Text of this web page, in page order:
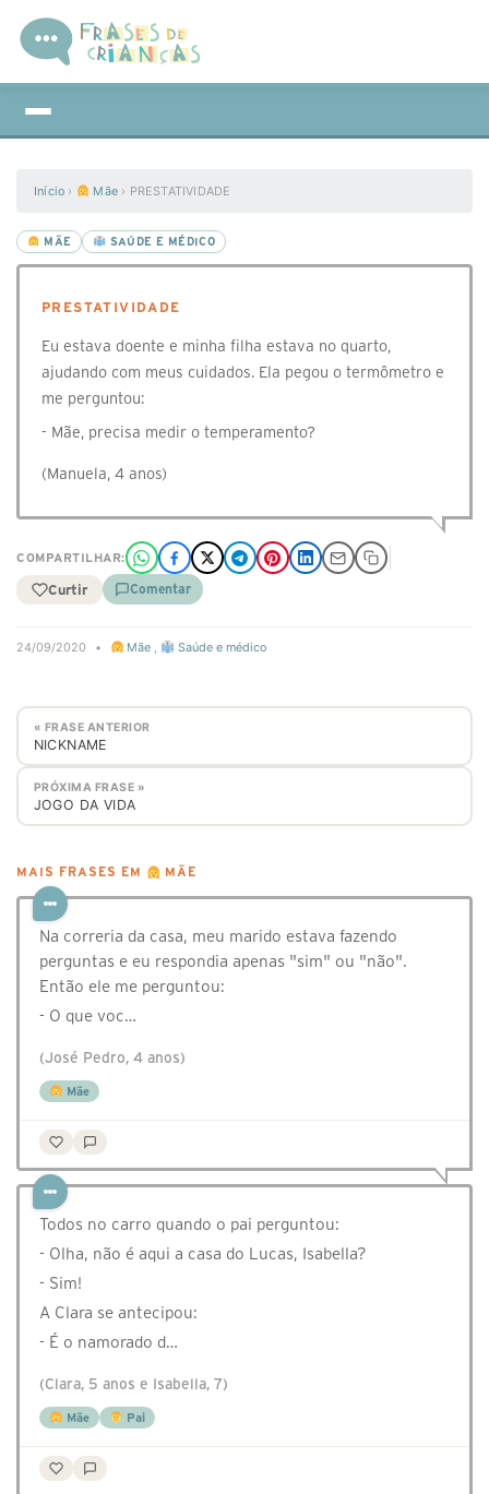
Início › Mãe › PRESTATIVIDADE
MÃE SAÚDE E MÉDICO
PRESTATIVIDADE
Eu estava doente e minha filha estava no quarto,
ajudando com meus cuidados. Ela pegou o termômetro e
me perguntou:
- Mãe, precisa medir o temperamento?
(Manuela, 4 anos)
COMPARTILHAR:
Curtir Comentar
24/09/2020 • Mãe , Saúde e médico
« FRASE ANTERIOR
NICKNAME
PRÓXIMA FRASE »
JOGO DA VIDA
MAIS FRASES EM MÃE
Na correria da casa, meu marido estava fazendo
perguntas e eu respondia apenas "sim" ou "não".
Então ele me perguntou:
- O que voc…
(José Pedro, 4 anos)
Mãe
Todos no carro quando o pai perguntou:
- Olha, não é aqui a casa do Lucas, Isabella?
- Sim!
A Clara se antecipou:
- É o namorado d…
(Clara, 5 anos e Isabella, 7)
Mãe Pai